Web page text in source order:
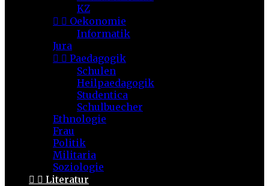
KZ
  Oekonomie
Informatik
Jura
  Paedagogik
Schulen
Heilpaedagogik
Studentica
Schulbuecher
Ethnologie
Frau
Politik
Militaria
Soziologie
  Literatur